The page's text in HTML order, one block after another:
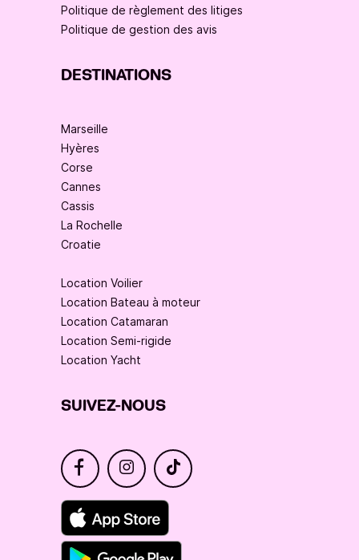
Politique de règlement des litiges
Politique de gestion des avis
DESTINATIONS
Marseille
Hyères
Corse
Cannes
Cassis
La Rochelle
Croatie
Location Voilier
Location Bateau à moteur
Location Catamaran
Location Semi-rigide
Location Yacht
SUIVEZ-NOUS